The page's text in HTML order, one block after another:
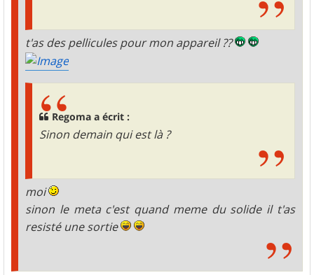
t'as des pellicules pour mon appareil ??
Regoma a écrit :
Sinon demain qui est là ?
moi
sinon le meta c'est quand meme du solide il t'as
resisté une sortie